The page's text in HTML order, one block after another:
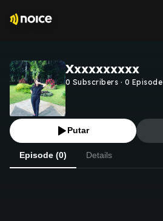
Xxxxxxxxxx
0 Subscribers · 0 Episode
Putar
Episode (0) Details